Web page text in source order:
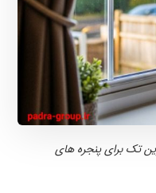
تک برای پنجره های